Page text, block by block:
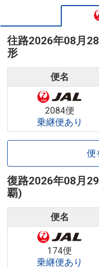
往路2026年08月28
形
便名
2084便
乗継便あり
便
復路2026年08月29
覇)
便名
174便
乗継便あり